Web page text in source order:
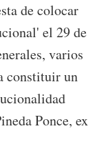
de colocar
el 29 de
varios
constituir un
Ponce, ex